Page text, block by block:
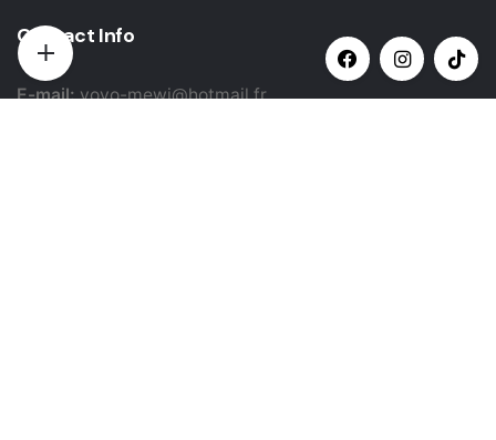
Contact Info
E-mail:yovo-mewi@hotmail.fr